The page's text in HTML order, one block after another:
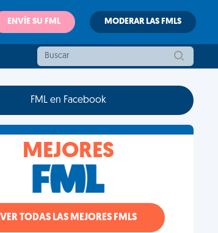
ENVÍE SU FML MODERAR LAS FMLS
FML en Facebook
MEJORES
VER TODAS LAS MEJORES FMLS